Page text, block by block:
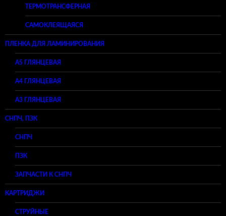
ТЕРМОТРАНСФЕРНАЯ
САМОКЛЕЯЩАЯСЯ
ПЛЕНКА ДЛЯ ЛАМИНИРОВАНИЯ
A5 ГЛЯНЦЕВАЯ
А4 ГЛЯНЦЕВАЯ
A3 ГЛЯНЦЕВАЯ
СНПЧ, ПЗК
СНПЧ
ПЗК
ЗАПЧАСТИ К СНПЧ
КАРТРИДЖИ
СТРУЙНЫЕ